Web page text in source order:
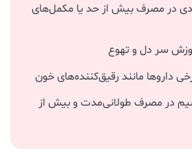
در مصرف بیش از حد یا مکمل‌های
سر دل و تهوع
داروها مانند رقیق‌کننده‌های خون
در مصرف طولانی‌مدت و بیش از